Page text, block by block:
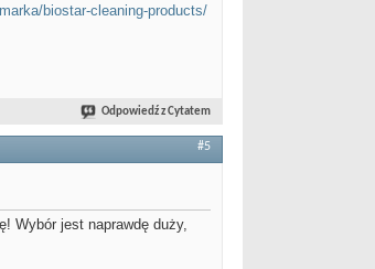
biostar-cleaning-products/
Odpowiedź z Cytatem
#5
Wybór jest naprawdę duży,